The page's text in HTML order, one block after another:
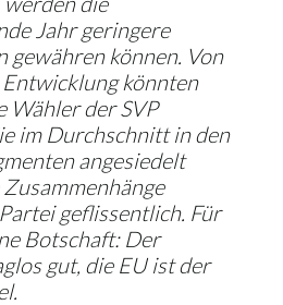
Jahr geringere
gewähren können. Von
könnten
Wähler der SVP
im Durchschnitt in den
angesiedelt
geflissentlich. Für
Botschaft: Der
gut, die EU ist der